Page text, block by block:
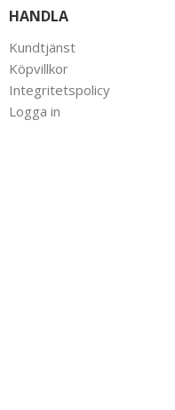
HANDLA
Kundtjänst
Köpvillkor
Integritetspolicy
Logga in